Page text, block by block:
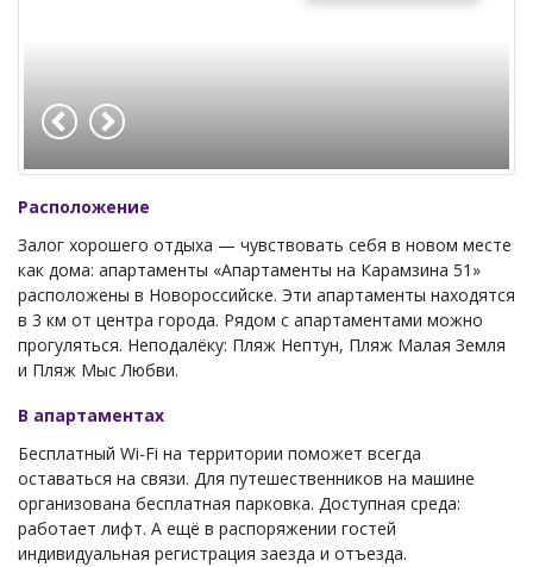
Расположение
Залог хорошего отдыха — чувствовать себя в новом месте
как дома: апартаменты «Апартаменты на Карамзина 51»
расположены в Новороссийске. Эти апартаменты находятся
в 3 км от центра города. Рядом с апартаментами можно
прогуляться. Неподалёку: Пляж Нептун, Пляж Малая Земля
и Пляж Мыс Любви.
В апартаментах
Бесплатный Wi-Fi на территории поможет всегда
оставаться на связи. Для путешественников на машине
организована бесплатная парковка. Доступная среда:
работает лифт. А ещё в распоряжении гостей
индивидуальная регистрация заезда и отъезда.